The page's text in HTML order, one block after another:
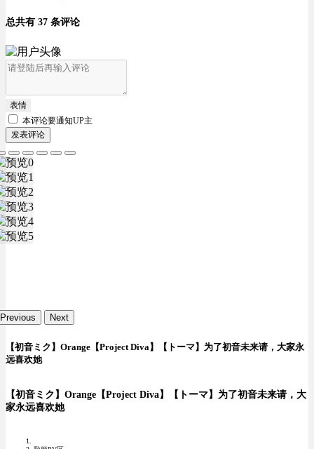
总共有 37 条评论
表情
本评论要通知UP主
发表评论
Previous Next
【初音ミク】Orange【Project Diva】【トーマ】为了初音未来请，大家永
远喜欢她
【初音ミク】Orange【Project Diva】【トーマ】为了初音未来请，大
家永远喜欢她